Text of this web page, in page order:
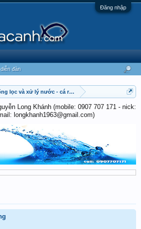
Đăng nhập
lọc và xử lý nước - cá rồng
Long Khánh (mobile: 0907 707 171 - nick:
longkhanh1963@gmail.com)
đàn